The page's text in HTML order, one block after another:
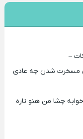
–
مسخرت شدن چه عادی
چشا من هنو تاره